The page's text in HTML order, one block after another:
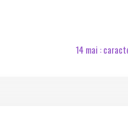
14 mai :